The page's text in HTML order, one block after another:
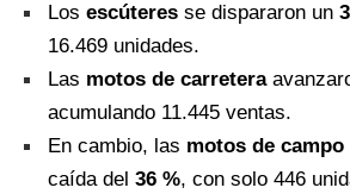
Los escúteres se dispararon un
16.469 unidades.
Las motos de carretera
acumulando 11.445 ventas.
En cambio, las motos de campo
caída del 36 %, con solo 446